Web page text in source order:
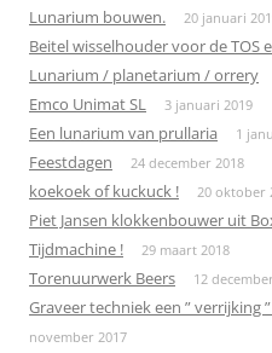
Lunarium bouwen. 20 januari
Beitel wisselhouder voor de TOS
Lunarium / planetarium / orrery
Emco Unimat SL 3 januari 2019
Een lunarium van prullaria 1
Feestdagen 24 december 2018
koekoek of kuckuck ! 20 oktober
Piet Jansen klokkenbouwer uit
Tijdmachine ! 29 maart 2018
Torenuurwerk Beers 12
Graveer techniek een ” verrijking
november 2017